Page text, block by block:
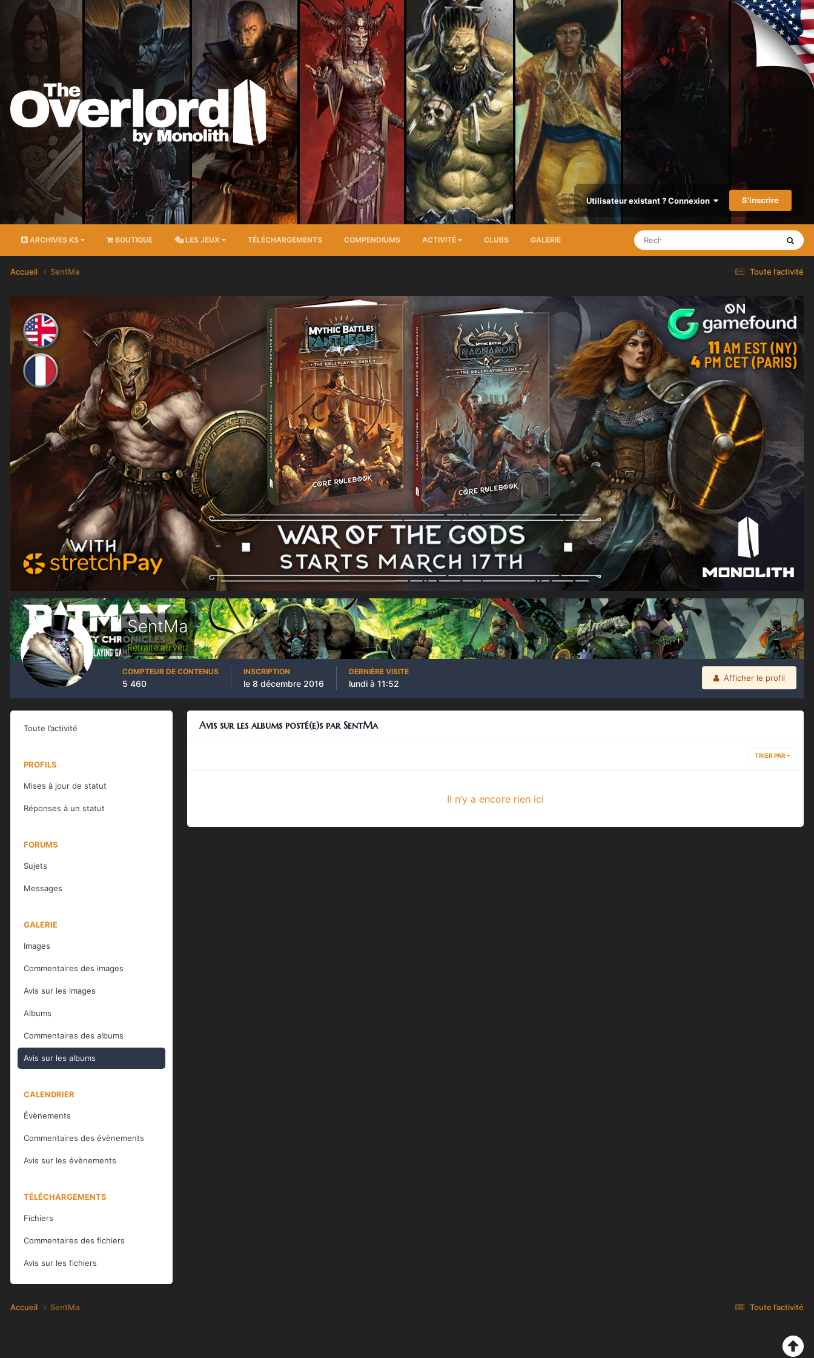
Utilisateur existant ? Connexion S’inscrire
ARCHIVES KS BOUTIQUE LES JEUX TÉLÉCHARGEMENTS COMPENDIUMS ACTIVITÉ CLUBS GALERIE
Toute l’activité
Accueil SentMa
SentMa
Retraité au vert
Afficher le profil
COMPTEUR DE CONTENUS
5 460
INSCRIPTION
le 8 décembre 2016
DERNIÈRE VISITE
lundi à 11:52
Toute l’activité
PROFILS
Mises à jour de statut
Réponses à un statut
FORUMS
Sujets
Messages
GALERIE
Images
Commentaires des images
Avis sur les images
Albums
Commentaires des albums
Avis sur les albums
CALENDRIER
Évènements
Commentaires des évènements
Avis sur les évènements
TÉLÉCHARGEMENTS
Fichiers
Commentaires des fichiers
Avis sur les fichiers
Avis sur les albums posté(e)s par SentMa
TRIER PAR
Il n’y a encore rien ici
Toute l’activité
Accueil SentMa